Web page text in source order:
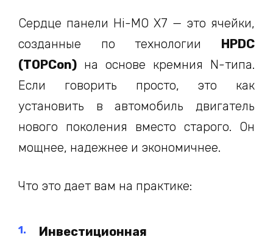
Сердце панели Hi-MO X7 — это ячейки,
созданные по технологии HPDC
(TOPCon) на основе кремния N-типа.
Если говорить просто, это как
установить в автомобиль двигатель
нового поколения вместо старого. Он
мощнее, надежнее и экономичнее.
Что это дает вам на практике:
Инвестиционная